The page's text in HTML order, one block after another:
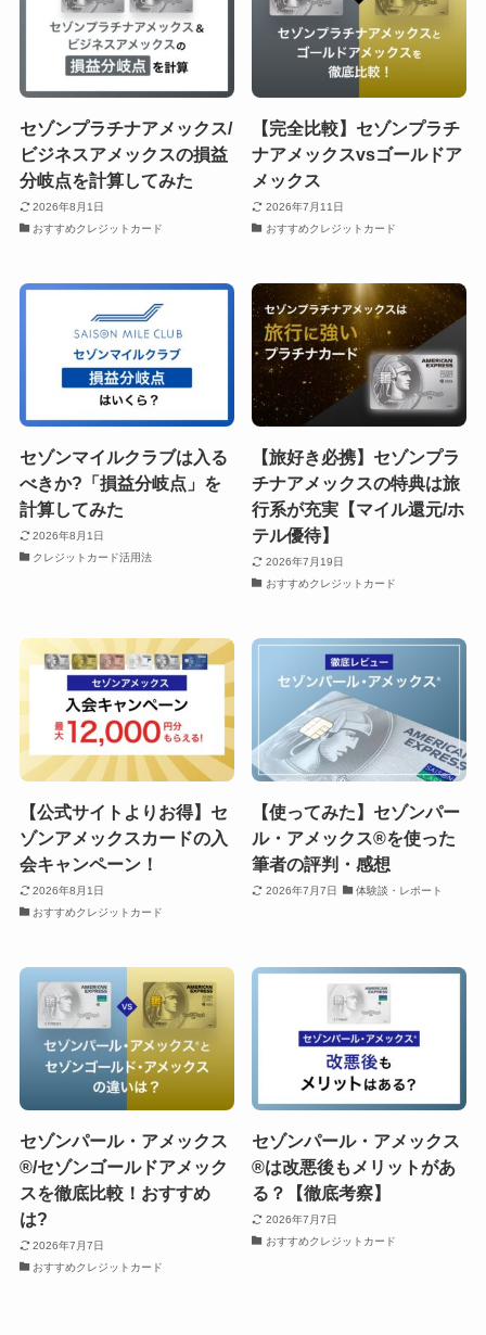
セゾンプラチナアメックス/
ビジネスアメックスの損益
分岐点を計算してみた
2026年8月1日
おすすめクレジットカード
【完全比較】セゾンプラチ
ナアメックスvsゴールドア
メックス
2026年7月11日
おすすめクレジットカード
セゾンマイルクラブは入る
べきか?「損益分岐点」を
計算してみた
2026年8月1日
クレジットカード活用法
【旅好き必携】セゾンプラ
チナアメックスの特典は旅
行系が充実【マイル還元/ホ
テル優待】
2026年7月19日
おすすめクレジットカード
【公式サイトよりお得】セ
ゾンアメックスカードの入
会キャンペーン！
2026年8月1日
おすすめクレジットカード
【使ってみた】セゾンパー
ル・アメックス®を使った
筆者の評判・感想
2026年7月7日 体験談・レポート
セゾンパール・アメックス
®/セゾンゴールドアメック
スを徹底比較！おすすめ
は?
2026年7月7日
おすすめクレジットカード
セゾンパール・アメックス
®は改悪後もメリットがあ
る？【徹底考察】
2026年7月7日
おすすめクレジットカード